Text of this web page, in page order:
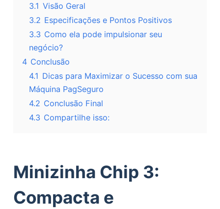
3.1 Visão Geral
3.2 Especificações e Pontos Positivos
3.3 Como ela pode impulsionar seu
negócio?
4 Conclusão
4.1 Dicas para Maximizar o Sucesso com sua
Máquina PagSeguro
4.2 Conclusão Final
4.3 Compartilhe isso:
Minizinha Chip 3:
Compacta e